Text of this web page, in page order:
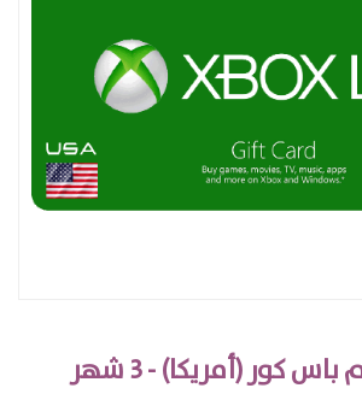
كور (أمريكا) - 3 شهر